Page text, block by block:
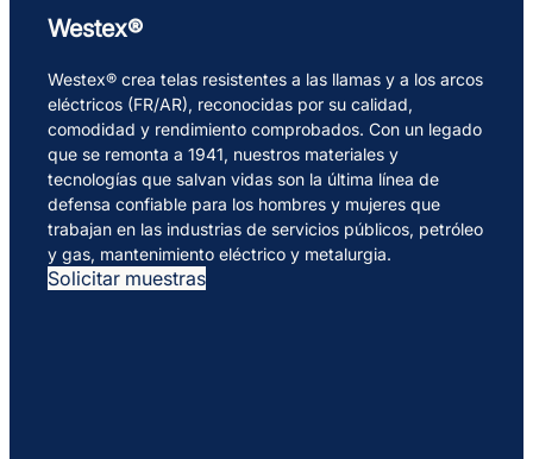
Westex®
Westex® crea telas resistentes a las llamas y a los arcos
eléctricos (FR/AR), reconocidas por su calidad,
comodidad y rendimiento comprobados. Con un legado
que se remonta a 1941, nuestros materiales y
tecnologías que salvan vidas son la última línea de
defensa confiable para los hombres y mujeres que
trabajan en las industrias de servicios públicos, petróleo
y gas, mantenimiento eléctrico y metalurgia.
Solicitar muestras